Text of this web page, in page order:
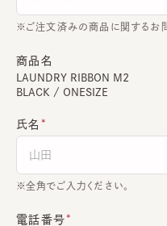
ご注文済みの商品に関するお
商品名
LAUNDRY RIBBON M2
BLACK / ONESIZE
氏名
全角でご入力ください。
電話番号